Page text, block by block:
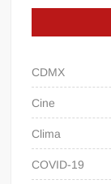
CDMX
Cine
Clima
COVID-19